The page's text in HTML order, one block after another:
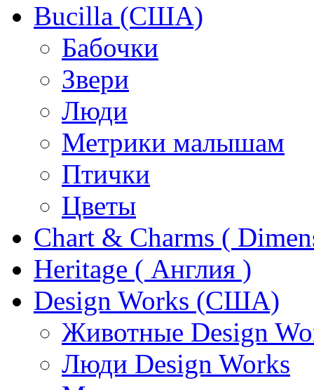
Bucilla (США)
Бабочки
Звери
Люди
Метрики малышам
Птички
Цветы
Chart & Charms (
Heritage ( Англия )
Design Works (США)
Животные Design
Люди Design Works